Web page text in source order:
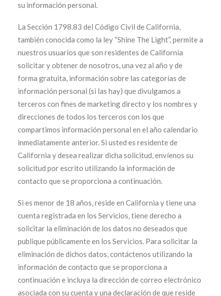
su información personal.
La Sección 1798.83 del Código Civil de California,
también conocida como la ley “Shine The Light”, permite a
nuestros usuarios que son residentes de California
solicitar y obtener de nosotros, una vez al año y de
forma gratuita, información sobre las categorías de
información personal (si las hay) que divulgamos a
terceros con fines de marketing directo y los nombres y
direcciones de todos los terceros con los que
compartimos información personal en el año calendario
inmediatamente anterior. Si usted es residente de
California y desea realizar dicha solicitud, envíenos su
solicitud por escrito utilizando la información de
contacto que se proporciona a continuación.
Si es menor de 18 años, reside en California y tiene una
cuenta registrada en los Servicios, tiene derecho a
solicitar la eliminación de los datos no deseados que
publique públicamente en los Servicios. Para solicitar la
eliminación de dichos datos, contáctenos utilizando la
información de contacto que se proporciona a
continuación e incluya la dirección de correo electrónico
asociada con su cuenta y una declaración de que reside